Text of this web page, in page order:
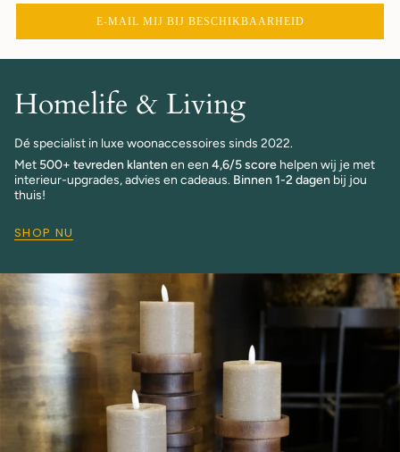
E-MAIL MIJ BIJ BESCHIKBAARHEID
Homelife & Living
Dé specialist in luxe woonaccessoires sinds 2022.
Met 500+ tevreden klanten en een 4,6/5 score helpen wij je met
interieur-upgrades, advies en cadeaus. Binnen 1-2 dagen bij jou
thuis!
SHOP NU